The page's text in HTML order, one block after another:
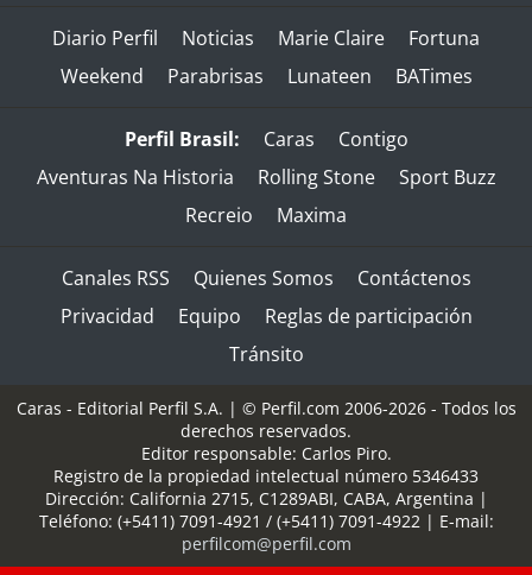
Diario Perfil Noticias Marie Claire
Fortuna
Weekend
Parabrisas Lunateen BATimes
Perfil Brasil: Caras
Contigo
Aventuras Na Historia
Rolling Stone
Sport Buzz
Recreio
Maxima
Canales RSS Quienes Somos
Contáctenos
Privacidad
Equipo
Reglas de participación
Tránsito
Caras - Editorial Perfil S.A. | © Perfil.com 2006-2026 - Todos los
derechos reservados.
Editor responsable: Carlos Piro.
Registro de la propiedad intelectual número 5346433
Dirección: California 2715, C1289ABI, CABA, Argentina |
Teléfono: (+5411) 7091-4921 / (+5411) 7091-4922 | E-mail:
perfilcom@perfil.com